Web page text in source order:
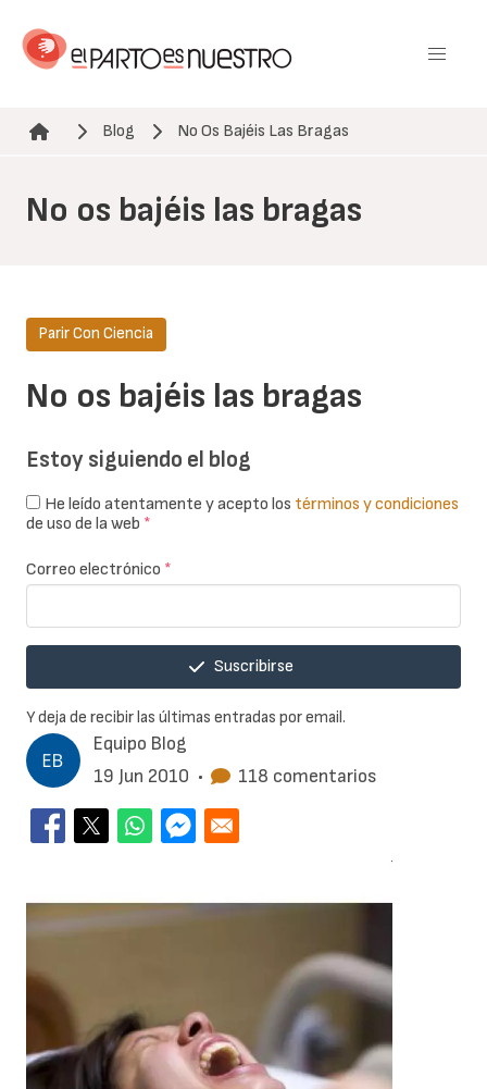
contenido
Ruta de navegación
Blog No Os Bajéis Las Bragas
No os bajéis las bragas
Equipo Blog
19 Jun 2010 • 118 comentarios
No os bajéis las bragas
Parir Con Ciencia
Estoy siguiendo el blog
He leído atentamente y acepto los términos y condiciones
de uso de la web *
Correo electrónico *
Suscribirse
Y deja de recibir las últimas entradas por email.